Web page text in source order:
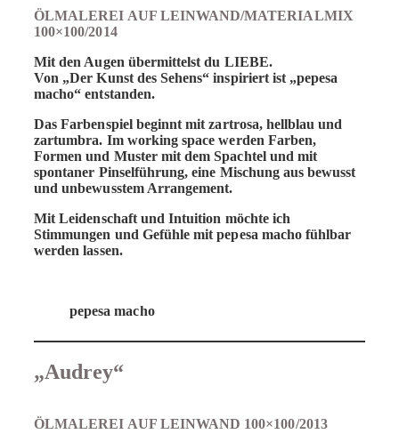
ÖLMALEREI AUF LEINWAND/MATERIALMIX
100×100/2014
Mit den Augen übermittelst du LIEBE.
Von „Der Kunst des Sehens“ inspiriert ist „pepesa
macho“ entstanden.
Das Farbenspiel beginnt mit zartrosa, hellblau und
zartumbra. Im working space werden Farben,
Formen und Muster mit dem Spachtel und mit
spontaner Pinselführung, eine Mischung aus bewusst
und unbewusstem Arrangement.
Mit Leidenschaft und Intuition möchte ich
Stimmungen und Gefühle mit pepesa macho fühlbar
werden lassen.
pepesa macho
„Audrey“
ÖLMALEREI AUF LEINWAND 100×100/2013